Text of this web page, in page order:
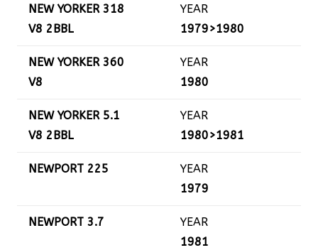
NEW YORKER 318
V8 2BBL
YEAR
1979>1980
NEW YORKER 360
V8
YEAR
1980
NEW YORKER 5.1
V8 2BBL
YEAR
1980>1981
NEWPORT 225
YEAR
1979
NEWPORT 3.7
YEAR
1981